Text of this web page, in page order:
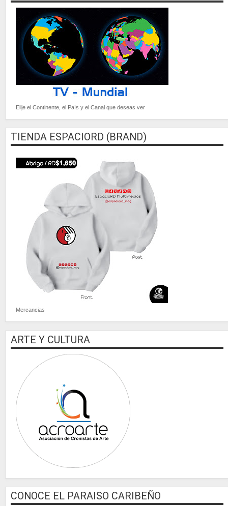
Elije el Continente, el País y el Canal que deseas ver
TIENDA ESPACIORD (BRAND)
Mercancias
ARTE Y CULTURA
CONOCE EL PARAISO CARIBEÑO